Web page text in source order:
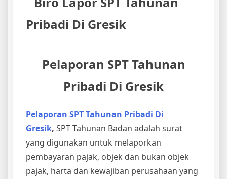
Pelaporan SPT Tahunan
Pribadi Di Gresik
Pelaporan SPT Tahunan Pribadi Di
Gresik, SPT Tahunan Badan adalah surat
yang digunakan untuk melaporkan
pembayaran pajak, objek dan bukan objek
pajak, harta dan kewajiban perusahaan yang